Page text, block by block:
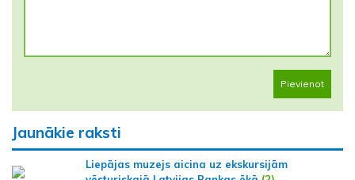
Pievienot
Jaunākie raksti
Liepājas muzejs aicina uz ekskursijām